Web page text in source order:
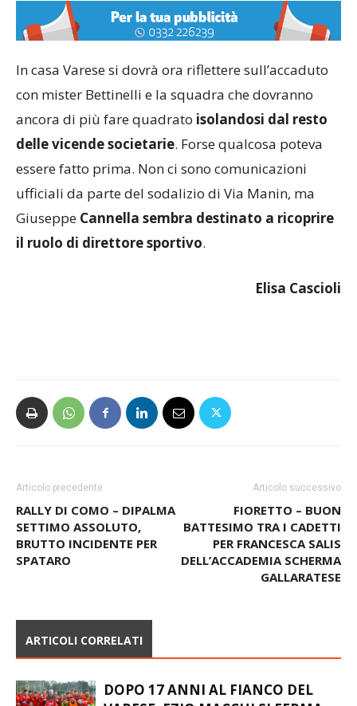
In casa Varese si dovrà ora riflettere sull’accaduto
con mister Bettinelli e la squadra che dovranno
ancora di più fare quadratoisolandosi dal resto
delle vicende societarie. Forse qualcosa poteva
essere fatto prima. Non ci sono comunicazioni
ufficiali da parte del sodalizio di Via Manin, ma
Giuseppe Cannella sembra destinato a ricoprire
Articolo precedente
RALLY DI COMO – DIPALMA
SETTIMO ASSOLUTO,
Articolo successivo
FIORETTO – BUON
BATTESIMO TRA I CADETTI
PER FRANCESCA SALIS